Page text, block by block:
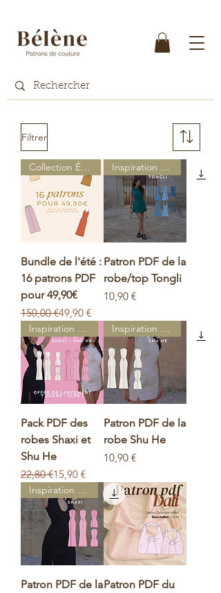
Filtrer
Collection Égypte
Bundle de l'été :
16 patrons PDF
pour 49,90€
Prix original
150,00 €
Prix promotionnel
49,90 €
Inspiration d'Asie
Patron PDF de la
robe/top Tongli
Prix
10,90 €
Inspiration d'Asie
Pack PDF des
robes Shaxi et
Shu He
Prix original
22,80 €
Prix promotionnel
15,90 €
Inspiration d'Asie
Patron PDF de la
robe Shu He
Prix
10,90 €
Inspiration d'Asie
Patron PDF de laPatron PDF du